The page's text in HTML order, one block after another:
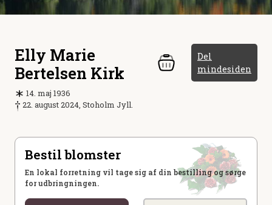
Elly Marie
Bertelsen Kirk
Del
mindesiden
14. maj 1936
22. august 2024, Stoholm Jyll.
Bestil blomster
En lokal forretning vil tage sig af din bestilling og sørge
for udbringningen.